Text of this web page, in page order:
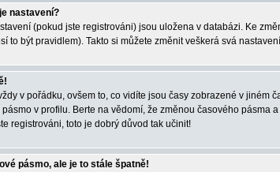
nastavení?
(pokud jste registrováni) jsou uložena v databázi. Ke
to být pravidlem). Takto si můžete změnit veškerá svá
v pořádku, ovšem to, co vidíte jsou časy zobrazené v jiném
v profilu. Berte na vědomí, že změnou časového pásma
registrováni, toto je dobrý důvod tak učinit!
pásmo, ale je to stále špatně!